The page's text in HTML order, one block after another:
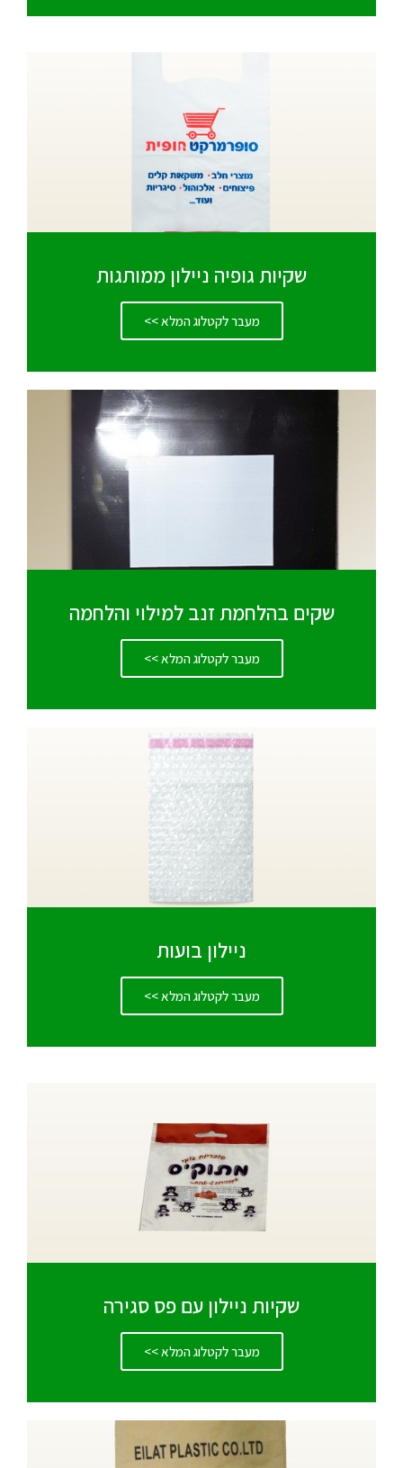
שקיות גופיה ניילון ממותגות
מעבר לקטלוג המלא >>
שקים בהלחמת זנב למילוי והלחמה
מעבר לקטלוג המלא >>
ניילון בועות
מעבר לקטלוג המלא >>
שקיות ניילון עם פס סגירה
מעבר לקטלוג המלא >>